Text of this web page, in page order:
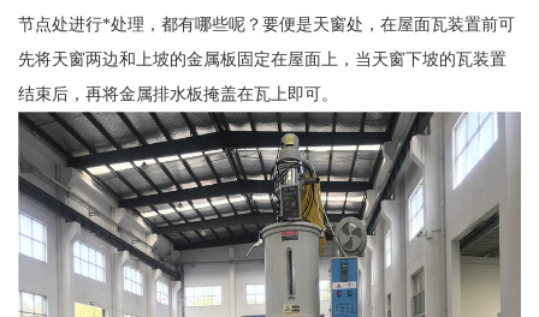
节点处进行*处理，都有哪些呢？要便是天窗处，在屋面瓦装置前可
先将天窗两边和上坡的金属板固定在屋面上，当天窗下坡的瓦装置
结束后，再将金属排水板掩盖在瓦上即可。